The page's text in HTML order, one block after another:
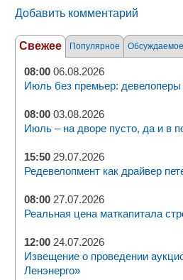
Добавить комментарий
Свежее Популярное Обсуждаемое
08:00 06.08.2026
Июль без премьер: девелоперы
08:00 03.08.2026
Июль – на дворе пусто, да и в
15:50 29.07.2026
Редевелопмент как драйвер
08:00 27.07.2026
Реальная цена маткапитала
12:00 24.07.2026
Извещение о проведении
Ленэнерго»